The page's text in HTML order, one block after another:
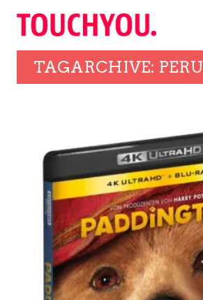
TAGARCHIVE: PERU